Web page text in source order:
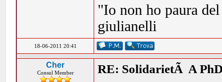
"Io non ho paura
giulianelli
18-06-2011 20:41
Cher
Consul Member RE: SolidarietÃ A